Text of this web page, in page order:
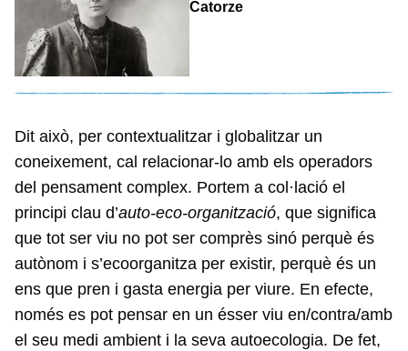
Catorze
Dit això, per contextualitzar i globalitzar un
coneixement, cal relacionar-lo amb els operadors
del pensament complex. Portem a col·lació el
principi clau d’auto-eco-organització, que significa
que tot ser viu no pot ser comprès sinó perquè és
autònom i s’ecoorganitza per existir, perquè és un
ens que pren i gasta energia per viure. En efecte,
només es pot pensar en un ésser viu en/contra/amb
el seu medi ambient i la seva autoecologia. De fet,